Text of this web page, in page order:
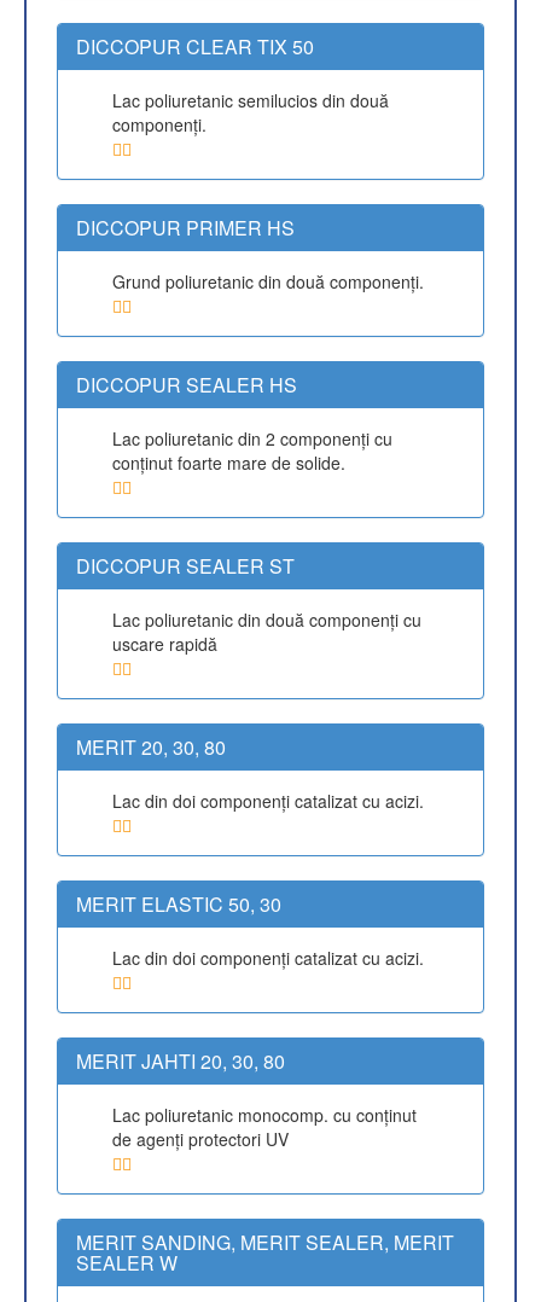
DICCOPUR CLEAR TIX 50
Lac poliuretanic semilucios din două
componenţi.
DICCOPUR PRIMER HS
Grund poliuretanic din două componenţi.
DICCOPUR SEALER HS
Lac poliuretanic din 2 componenţi cu
conţinut foarte mare de solide.
DICCOPUR SEALER ST
Lac poliuretanic din două componenţi cu
uscare rapidă
MERIT 20, 30, 80
Lac din doi componenţi catalizat cu acizi.
MERIT ELASTIC 50, 30
Lac din doi componenţi catalizat cu acizi.
MERIT JAHTI 20, 30, 80
Lac poliuretanic monocomp. cu conţinut
de agenţi protectori UV
MERIT SANDING, MERIT SEALER, MERIT
SEALER W